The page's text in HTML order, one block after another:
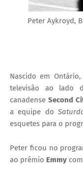
Peter Aykroyd,
Nascido em
televisão ao lado
canadense Second
a equipe do
esquetes para o
Peter ficou no
ao prêmio Emmy